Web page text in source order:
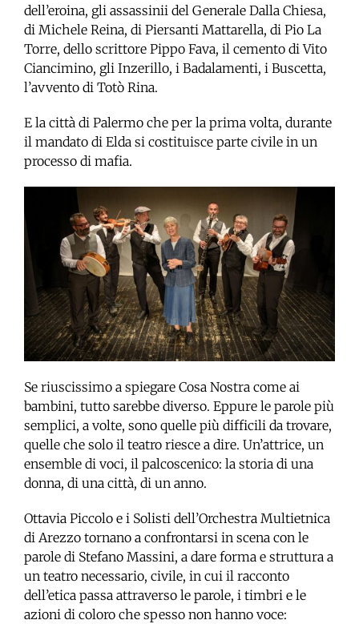
dell’eroina, gli assassinii del Generale Dalla Chiesa,
di Michele Reina, di Piersanti Mattarella, di Pio La
Torre, dello scrittore Pippo Fava, il cemento di Vito
Ciancimino, gli Inzerillo, i Badalamenti, i Buscetta,
l’avvento di Totò Rina.
E la città di Palermo che per la prima volta, durante
il mandato di Elda si costituisce parte civile in un
processo di mafia.
Se riuscissimo a spiegare Cosa Nostra come ai
bambini, tutto sarebbe diverso. Eppure le parole più
semplici, a volte, sono quelle più difficili da trovare,
quelle che solo il teatro riesce a dire. Un’attrice, un
ensemble di voci, il palcoscenico: la storia di una
donna, di una città, di un anno.
Ottavia Piccolo e i Solisti dell’Orchestra Multietnica
di Arezzo tornano a confrontarsi in scena con le
parole di Stefano Massini, a dare forma e struttura a
un teatro necessario, civile, in cui il racconto
dell’etica passa attraverso le parole, i timbri e le
azioni di coloro che spesso non hanno voce: